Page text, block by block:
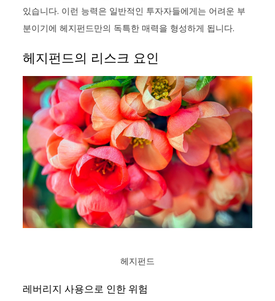
있습니다. 이런 능력은 일반적인 투자자들에게는 어려운 부
분이기에 헤지펀드만의 독특한 매력을 형성하게 됩니다.
헤지펀드의 리스크 요인
헤지펀드
레버리지 사용으로 인한 위험